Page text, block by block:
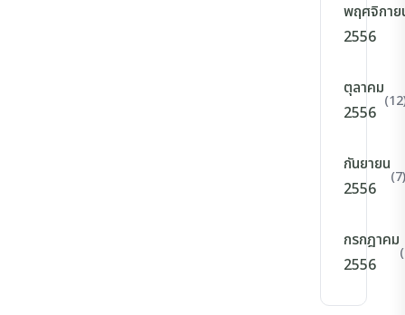
พฤศจิกาย
2556
ตุลาคม
2556
กันยายน
2556
(7)
กรกฎาคม
2556